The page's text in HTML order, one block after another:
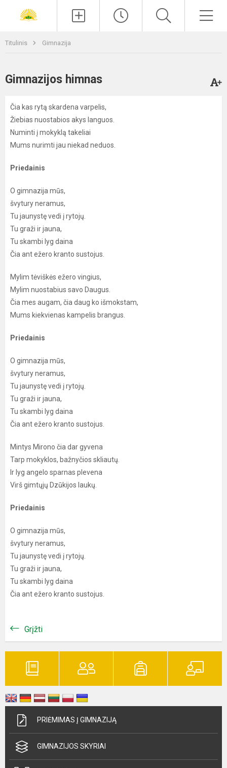
Titulinis Gimnazija
Gimnazijos himnas
Čia kas rytą skardena varpelis,
Žiebias nuostabios akys languos.
Numinti į mokyklą takeliai
Mums nurimti jau niekad neduos.
Priedainis
O gimnazija mūs,
švytury neramus,
Tu jaunystę vedi į rytojų.
Tu graži ir jauna,
Tu skambi lyg daina
Čia ant ežero kranto sustojus.
Mylim tėviškės ežero vingius,
Mylim nuostabius savo Daugus.
Čia mes augam, čia daug ko išmokstam,
Mums kiekvienas kampelis brangus.
Priedainis
O gimnazija mūs,
švytury neramus,
Tu jaunystę vedi į rytojų.
Tu graži ir jauna,
Tu skambi lyg daina
Čia ant ežero kranto sustojus.
Mintys Mirono čia dar gyvena
Tarp mokyklos, bažnyčios skliautų.
Ir lyg angelo sparnas plevena
Virš gimtųjų Dzūkijos laukų.
Priedainis
O gimnazija mūs,
švytury neramus,
Tu jaunystę vedi į rytojų.
Tu graži ir jauna,
Tu skambi lyg daina
Čia ant ežero kranto sustojus.
Grįžti
PRIĖMIMAS Į GIMNAZIJĄ
GIMNAZIJOS SKYRIAI